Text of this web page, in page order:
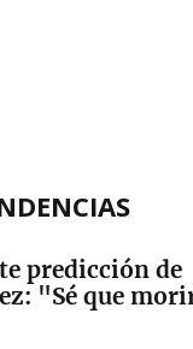
predicción de
"Sé que